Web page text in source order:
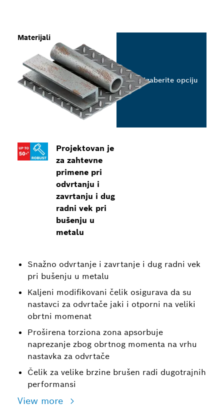
Projektovan je
za zahtevne
primene pri
odvrtanju i
zavrtanju i dug
radni vek pri
bušenju u
metalu
Snažno odvrtanje i zavrtanje i dug radni vek
pri bušenju u metalu
Kaljeni modifikovani čelik osigurava da su
nastavci za odvrtače jaki i otporni na veliki
obrtni momenat
Proširena torziona zona apsorbuje
naprezanje zbog obrtnog momenta na vrhu
nastavka za odvrtače
Čelik za velike brzine brušen radi dugotrajnih
performansi
View more
Materijali
Izaberite opciju